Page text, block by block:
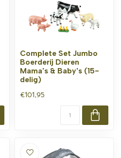
Complete Set Jumbo
Boerderij Dieren
Mama's & Baby's (15-
delig)
€101,95